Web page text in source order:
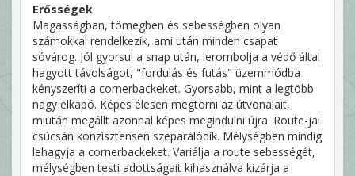
Erősségek
Magasságban, tömegben és sebességben olyan
számokkal rendelkezik, ami után minden csapat
sóvárog. Jól gyorsul a snap után, lerombolja a védő által
hagyott távolságot, "fordulás és futás" üzemmódba
kényszeríti a cornerbackeket. Gyorsabb, mint a legtöbb
nagy elkapó. Képes élesen megtörni az útvonalait,
miután megállt azonnal képes megindulni újra. Route-jai
csúcsán konzisztensen szeparálódik. Mélységben mindig
lehagyja a cornerbackeket. Variálja a route sebességét,
mélységben testi adottságait kihasználva kizárja a